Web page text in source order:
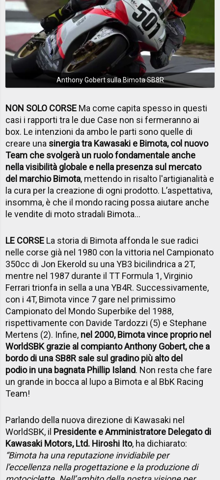
Anthony Gobert sulla Bimota SB8R
NON SOLO CORSE Ma come capita spesso in questi
casi i rapporti tra le due Case non si fermeranno ai
box. Le intenzioni da ambo le parti sono quelle di
creare una sinergia tra Kawasaki e Bimota, col nuovo
Team che svolgerà un ruolo fondamentale anche
nella visibilità globale e nella presenza sul mercato
del marchio Bimota, mettendo in risalto l'artigianalità e
la cura per la creazione di ogni prodotto. L’aspettativa,
insomma, è che il mondo racing possa aiutare anche
le vendite di moto stradali Bimota...
LE CORSE La storia di Bimota affonda le sue radici
nelle corse già nel 1980 con la vittoria nel Campionato
350cc di Jon Ekerold su una YB3 bicilindrica a 2T,
mentre nel 1987 durante il TT Formula 1, Virginio
Ferrari trionfa in sella a una YB4R. Successivamente,
con i 4T, Bimota vince 7 gare nel primissimo
Campionato del Mondo Superbike del 1988,
rispettivamente con Davide Tardozzi (5) e Stephane
Mertens (2). Infine, nel 2000, Bimota vince proprio nel
WorldSBK grazie al compianto Anthony Gobert, che a
bordo di una SB8R sale sul gradino più alto del
podio in una bagnata Phillip Island. Non resta che fare
un grande in bocca al lupo a Bimota e al BbK Racing
Team!
Parlando della nuova direzione di Kawasaki nel
WorldSBK, il Presidente e Amministratore Delegato di
Kawasaki Motors, Ltd. Hiroshi Ito, ha dichiarato:
“Bimota ha una reputazione invidiabile per
l’eccellenza nella progettazione e la produzione di